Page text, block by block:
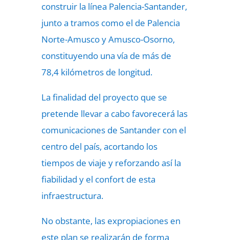
construir la línea Palencia-Santander,
junto a tramos como el de Palencia
Norte-Amusco y Amusco-Osorno,
constituyendo una vía de más de
78,4 kilómetros de longitud.
La finalidad del proyecto que se
pretende llevar a cabo favorecerá las
comunicaciones de Santander con el
centro del país, acortando los
tiempos de viaje y reforzando así la
fiabilidad y el confort de esta
infraestructura.
No obstante, las expropiaciones en
este plan se realizarán de forma